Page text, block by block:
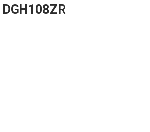
DGH108ZR